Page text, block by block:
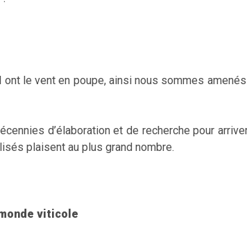
le vent en poupe, ainsi nous sommes
d’élaboration et de recherche pour
plaisent au plus grand nombre.
viticole